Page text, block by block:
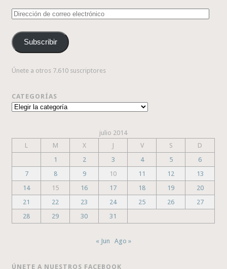
Dirección
correo
electrónico
Subscribir
Únete a otros 7.610 suscriptores
CATEGORÍAS
Categorías
julio 2014
L
M X J V S
D
1
2 3 4 5
6
7
8 9 10 11 12
13
14
15 16 17 18 19
20
21
22 23 24 25 26
27
28
29 30 31
« Jun Ago »
ÚNETE A NUESTROS FACEBOOK